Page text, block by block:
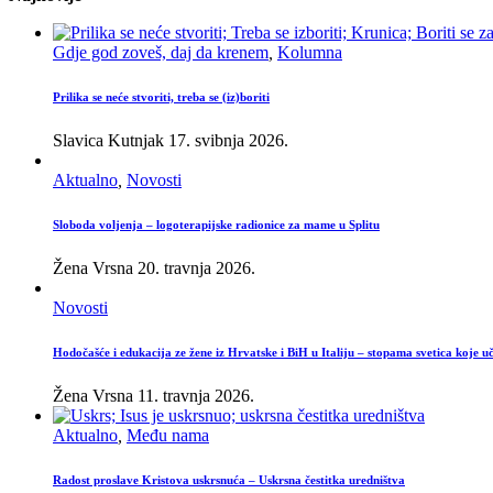
Gdje god zoveš, daj da krenem, Kolumna
Prilika se neće stvoriti, treba se (iz)boriti
Slavica Kutnjak 17. svibnja 2026.
Aktualno Novosti
Sloboda voljenja – logoterapijske radionice za mame u Splitu
Žena Vrsna 20. travnja 2026.
Novosti
Hodočašće i edukacija ze žene iz Hrvatske i BiH u Italiju – stopama svetica koje
Žena Vrsna 11. travnja 2026.
Aktualno Među nama
Radost proslave Kristova uskrsnuća – Uskrsna čestitka uredništva